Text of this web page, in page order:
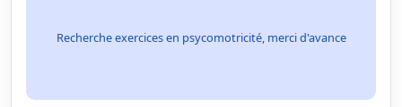
Recherche exercices en psycomotricité, merci d'avance